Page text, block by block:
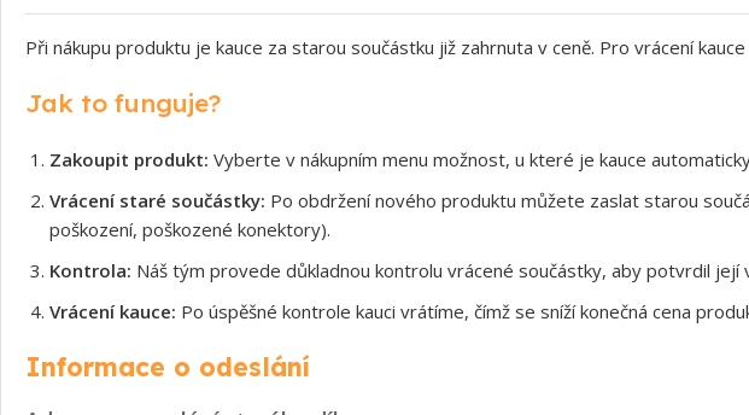
Při nákupu produktu je kauce za starou součástku již zahrnuta v ceně. Pro vrácení
Jak to funguje?
Zakoupit produkt: Vyberte v nákupním menu možnost, u které je kauce
Vrácení staré součástky: Po obdržení nového produktu můžete zaslat starou
poškození, poškozené konektory).
Kontrola: Náš tým provede důkladnou kontrolu vrácené součástky, aby potvrdil její
Vrácení kauce: Po úspěšné kontrole kauci vrátíme, čímž se sníží konečná cena
Informace o odeslání